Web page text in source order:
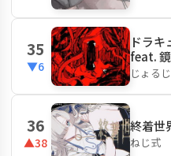
35
▼6
ドラ
feat.
じょる
36
▲38
終着世
ねじ式